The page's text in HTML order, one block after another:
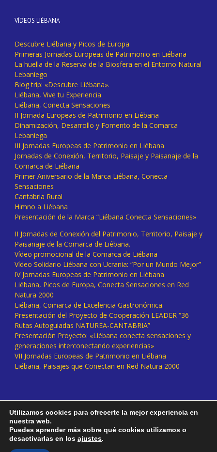
VÍDEOS LIÉBANA
Descubre Liébana y Picos de Europa
Primeras Jornadas Europeas de Patrimonio en Liébana
La huella de la Reserva de la Biosfera en el Entorno Natural
Lebaniego
Blog trip: «Descubre Liébana».
Liébana, Vive tu Experiencia
Liébana, Conecta Sensaciones
II Jornada Europeas de Patrimonio en Liébana
Dinamización, Desarrollo y Fomento de la Comarca
Lebaniega
III Jornadas Europeas de Patrimonio en Liébana
Jornadas de Conexión, Territorio, Paisaje y Paisanaje de la
Comarca de Liébana
Primer Aniversario de la Marca Liébana, Conecta
Sensaciones
Cantabria Rural
Himno a Liébana
Presentación de la Marca “Liébana Conecta Sensaciones»
II Jornadas de Conexión del Patrimonio, Territorio, Paisaje y
Paisanaje de la Comarca de Liébana.
Vídeo promocional de la Comarca de Liébana
Vídeo Solidario Liébana con Ucrania: “Por un Mundo Mejor”
IV Jornadas Europeas de Patrimonio en Liébana
Liébana, Picos de Europa, Conecta Sensaciones en Red
Natura 2000
Liébana, Comarca de Excelencia Gastronómica.
Presentación del Proyecto de Cooperación LEADER “36
Rutas Autoguiadas NATUREA-CANTABRIA”
Presentación Proyecto: «Liébana conecta sensaciones y
generaciones interconectando experiencias»
VII Jornadas Europeas de Patrimonio en Liébana
Liébana, Paisajes que Conectan en Red Natura 2000
Utilizamos cookies para ofrecerte la mejor experiencia en
nuestra web.
Puedes aprender más sobre qué cookies utilizamos o
desactivarlas en los ajustes.